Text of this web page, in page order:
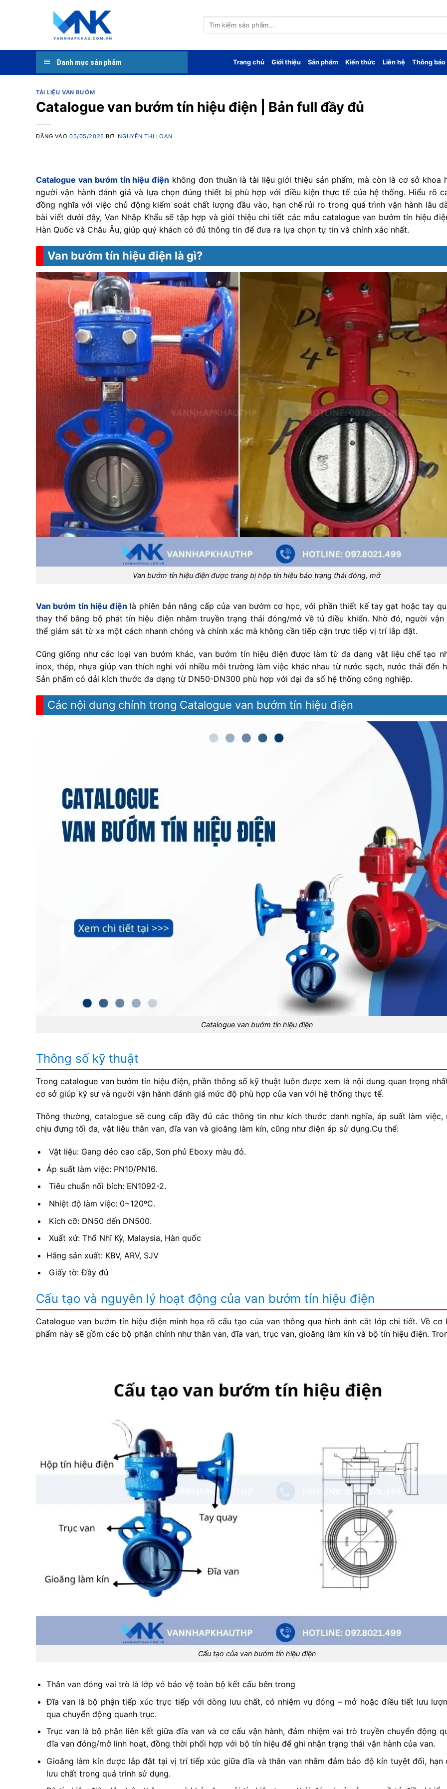
Tìm
Danh mục sản phẩm Trang chủ Giới thiệu Sản phẩm Kiến thức Liên hệ Thông báo
TÀI LIỆU VAN BƯỚM
Catalogue van bướm tín hiệu điện | Bản full đầy đủ
ĐĂNG VÀO05/05/2026 BỞI NGUYỄN THỊ LOAN
Catalogue van bướm tín hiệu điện không đơn thuần là tài liệu giới thiệu sản phẩm, mà còn là cơ sở khoa
người vận hành đánh giá và lựa chọn đúng thiết bị phù hợp với điều kiện thực tế của hệ thống. Hiểu rõ
đồng nghĩa với việc chủ động kiểm soát chất lượng đầu vào, hạn chế rủi ro trong quá trình vận hành lâu
bài viết dưới đây, Van Nhập Khẩu sẽ tập hợp và giới thiệu chi tiết các mẫu catalogue van bướm tín hiệu
Hàn Quốc và Châu Âu, giúp quý khách có đủ thông tin để đưa ra lựa chọn tự tin và chính xác nhất.
Van bướm tín hiệu điện là gì?
Van bướm tín hiệu điện được trang bị hộp tín hiệu báo trạng thái đóng, mở
Van bướm tín hiệu điện là phiên bản nâng cấp của van bướm cơ học, với phần thiết kế tay gạt hoặc tay
thay thế bằng bộ phát tín hiệu điện nhằm truyền trạng thái đóng/mở về tủ điều khiển. Nhờ đó, người vận
thể giám sát từ xa một cách nhanh chóng và chính xác mà không cần tiếp cận trực tiếp vị trí lắp đặt.
Cũng giống như các loại van bướm khác, van bướm tín hiệu điện được làm từ đa dạng vật liệu chế tạo
inox, thép, nhựa giúp van thích nghi với nhiều môi trường làm việc khác nhau từ nước sạch, nước thải đến
Sản phẩm có dải kích thước đa dạng từ DN50-DN300 phù hợp với đại đa số hệ thống công nghiệp.
Các nội dung chính trong Catalogue van bướm tín hiệu điện
Catalogue van bướm tín hiệu điện
Thông số kỹ thuật
Trong catalogue van bướm tín hiệu điện, phần thông số kỹ thuật luôn được xem là nội dung quan trọng
cơ sở giúp kỹ sư và người vận hành đánh giá mức độ phù hợp của van với hệ thống thực tế.
Thông thường, catalogue sẽ cung cấp đầy đủ các thông tin như kích thước danh nghĩa, áp suất làm việc,
chịu đựng tối đa, vật liệu thân van, đĩa van và gioăng làm kín, cũng như điện áp sử dụng.Cụ thể:
Vật liệu: Gang dẻo cao cấp, Sơn phủ Eboxy màu đỏ.
Áp suất làm việc: PN10/PN16.
Tiêu chuẩn nối bích: EN1092-2.
Nhiệt độ làm việc: 0~120ºC.
Kích cỡ: DN50 đến DN500.
Xuất xứ: Thổ Nhĩ Kỳ, Malaysia, Hàn quốc
Hãng sản xuất: KBV, ARV, SJV
Giấy tờ: Đầy đủ
Cấu tạo và nguyên lý hoạt động của van bướm tín hiệu điện
Catalogue van bướm tín hiệu điện minh họa rõ cấu tạo của van thông qua hình ảnh cắt lớp chi tiết. Về cơ
phẩm này sẽ gồm các bộ phận chính như thân van, đĩa van, trục van, gioăng làm kín và bộ tín hiệu điện.
Cấu tạo của van bướm tín hiệu điện
Thân van đóng vai trò là lớp vỏ bảo vệ toàn bộ kết cấu bên trong
Đĩa van là bộ phận tiếp xúc trực tiếp với dòng lưu chất, có nhiệm vụ đóng – mở hoặc điều tiết lưu
qua chuyển động quanh trục.
Trục van là bộ phận liên kết giữa đĩa van và cơ cấu vận hành, đảm nhiệm vai trò truyền chuyển động
đĩa van đóng/mở linh hoạt, đồng thời phối hợp với bộ tín hiệu để ghi nhận trạng thái vận hành của van.
Gioăng làm kín được lắp đặt tại vị trí tiếp xúc giữa đĩa và thân van nhằm đảm bảo độ kín tuyệt đối, hạn
lưu chất trong quá trình sử dụng.